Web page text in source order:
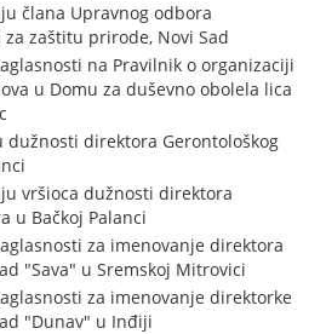
člana Upravnog odbora
za zaštitu prirode, Novi Sad
na Pravilnik o organizaciji
u Domu za duševno obolela lica
dužnosti direktora Gerontološkog
vršioca dužnosti direktora
u Bačkoj Palanci
za imenovanje direktora
"Sava" u Sremskoj Mitrovici
za imenovanje direktorke
"Dunav" u Inđiji